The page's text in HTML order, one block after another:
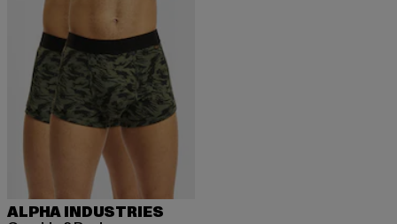
ALPHA INDUSTRIES